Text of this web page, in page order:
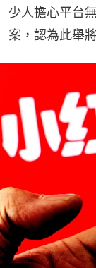
少人擔心平台
案，認為此舉